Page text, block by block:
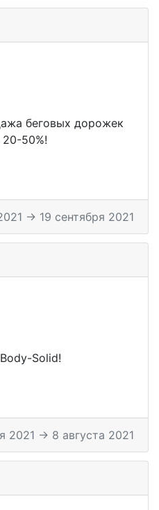
беговых дорожек
50%!
→ 19 сентября 2021
Solid!
2021 → 8 августа 2021